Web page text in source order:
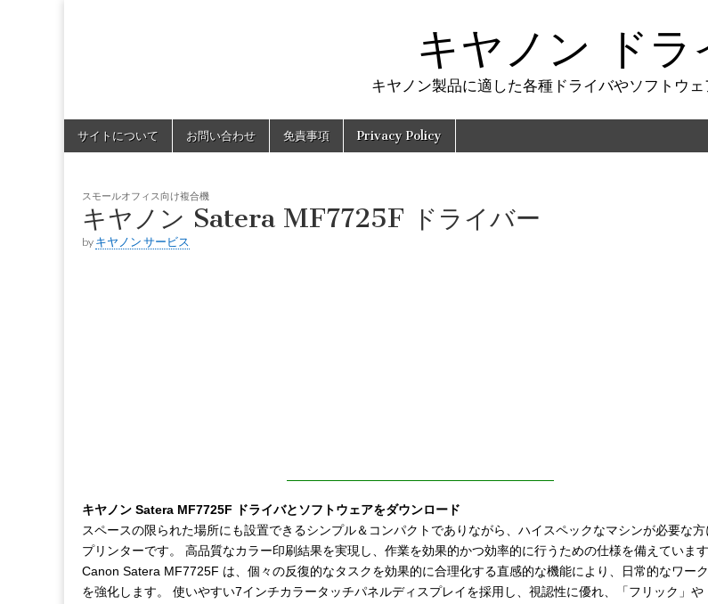
キヤノン ドラ
キヤノン製品に適した各種ドライバやソフトウ
Main
menu
Skip
サイトについて お問い合わせ 免責事項 Privacy Policy
スモールオフィス向け複合機
キヤノン Satera MF7725F ドライバー
by キヤノン サービス
キヤノン Satera MF7725F ドライバとソフトウェアをダウンロード
スペースの限られた場所にも設置できるシンプル＆コンパクトでありながら、ハイスペックなマシンが必要な方
プリンターです。 高品質なカラー印刷結果を実現し、作業を効果的かつ効率的に行うための仕様を備えています
Canon Satera MF7725F は、個々の反復的なタスクを効果的に合理化する直感的な機能により、日常的なワー
を強化します。 使いやすい7インチカラータッチパネルディスプレイを採用し、視認性に優れ、「フリック」や